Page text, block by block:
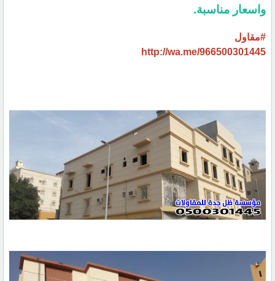
واسعار مناسبة.
#مقاول
http://wa.me/966500301445